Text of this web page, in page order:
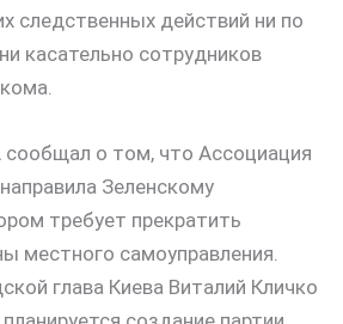
следственных действий ни по
касательно сотрудников
о том, что Ассоциация
Зеленскому
требует прекратить
местного самоуправления.
глава Киева Виталий Кличко